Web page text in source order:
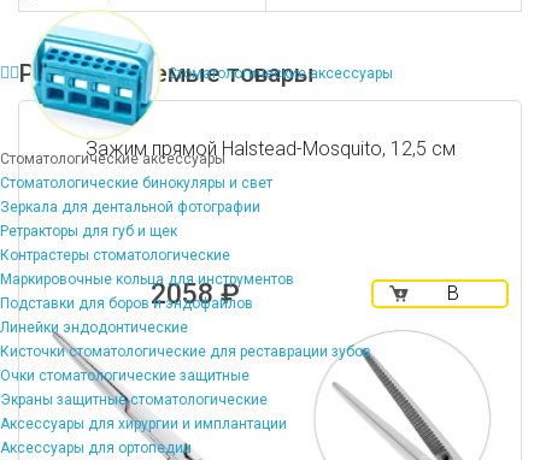
Стоматологические аксессуары
Стоматологические аксессуары
Стоматологические бинокуляры и свет
Зеркала для дентальной фотографии
Ретракторы для губ и щек
Контрастеры стоматологические
Маркировочные кольца для инструментов
Подставки для боров и эндофайлов
Линейки эндодонтические
Кисточки стоматологические для реставрации зубов
Очки стоматологические защитные
Экраны защитные стоматологические
Аксессуары для хирургии и имплантации
Аксессуары для ортопедии
Рекомендуемые товары
Зажим прямой Halstead-Mosquito, 12,5 см
2058 ₽
В